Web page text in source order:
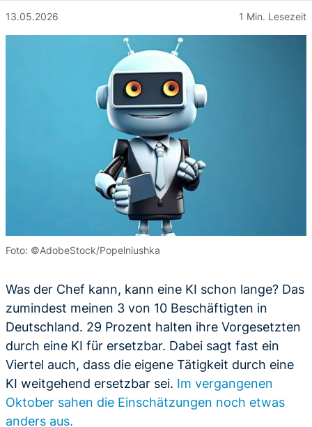
13.05.2026 1 Min. Lesezeit
Foto: ©AdobeStock/Popelniushka
Was der Chef kann, kann eine KI schon lange? Das
zumindest meinen 3 von 10 Beschäftigten in
Deutschland. 29 Prozent halten ihre Vorgesetzten
durch eine KI für ersetzbar. Dabei sagt fast ein
Viertel auch, dass die eigene Tätigkeit durch eine
KI weitgehend ersetzbar sei. Im vergangenen
Oktober sahen die Einschätzungen noch etwas
anders aus.